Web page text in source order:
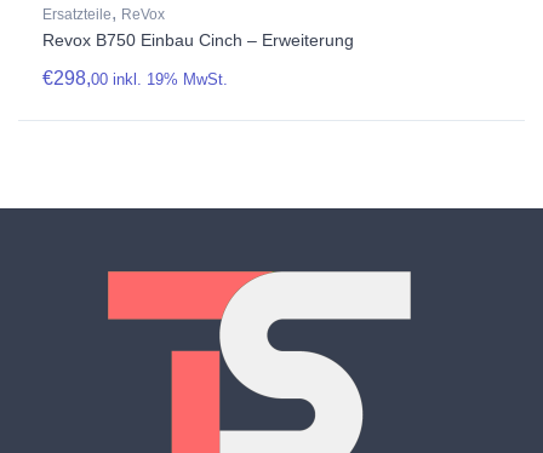
Ersatzteile, ReVox
Revox B750 Einbau Cinch – Erweiterung
€298,00 inkl. 19% MwSt.